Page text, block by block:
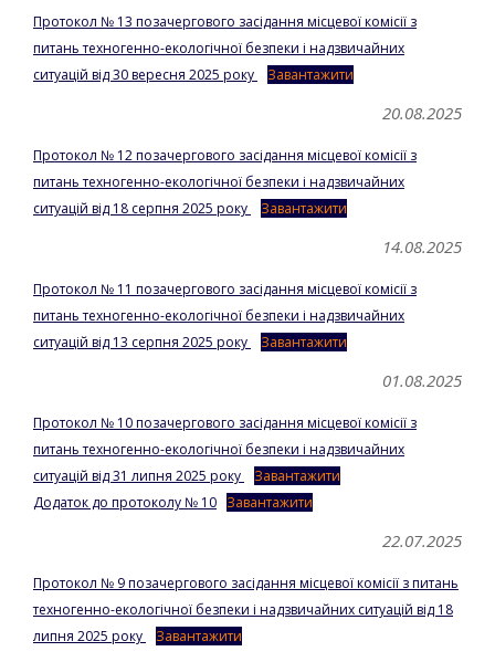
Протокол № 13 позачергового засідання місцевої комісії з
питань техногенно-екологічної безпеки і надзвичайних
ситуацій від 30 вересня 2025 року
Завантажити
20.08.2025
Протокол № 12 позачергового засідання місцевої комісії з
питань техногенно-екологічної безпеки і надзвичайних
ситуацій від 18 серпня 2025 року
Завантажити
14.08.2025
Протокол № 11 позачергового засідання місцевої комісії з
питань техногенно-екологічної безпеки і надзвичайних
ситуацій від 13 серпня 2025 року
Завантажити
01.08.2025
Протокол № 10 позачергового засідання місцевої комісії з
питань техногенно-екологічної безпеки і надзвичайних
ситуацій від 31 липня 2025 року
Завантажити
Додаток до протоколу № 10 Завантажити
22.07.2025
Протокол № 9 позачергового засідання місцевої комісії з питань
техногенно-екологічної безпеки і надзвичайних ситуацій від 18
липня 2025 року
Завантажити